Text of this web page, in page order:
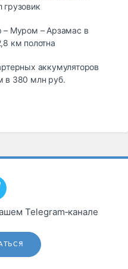
– Муром – Арзамас в
км полотна
аккумуляторов
в 380 млн руб.
Telegram‑канале